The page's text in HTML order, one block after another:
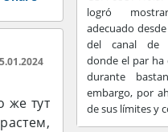
же тут
logró
adecuado
del canal de
donde el par ha
durante
embargo, por
de sus límites y